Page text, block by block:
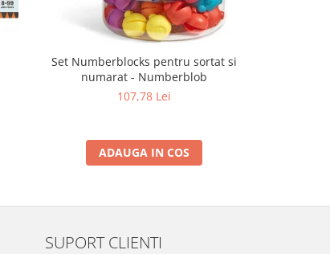
Set Numberblocks pentru sortat si
numarat - Numberblob
107,78 Lei
ADAUGA IN COS
SUPORT CLIENTI